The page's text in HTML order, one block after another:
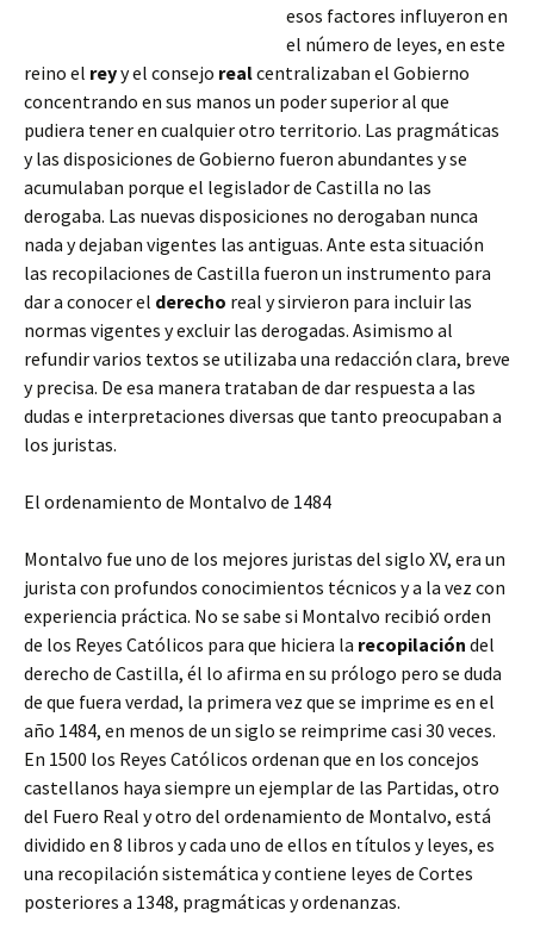
esos factores influyeron en
el número de leyes, en este
reino el reyy el consejo realcentralizaban el Gobierno
concentrando en sus manos un poder superior al que
pudiera tener en cualquier otro territorio. Las pragmáticas
y las disposiciones de Gobierno fueron abundantes y se
acumulaban porque el legislador de Castilla no las
derogaba. Las nuevas disposiciones no derogaban nunca
nada y dejaban vigentes las antiguas. Ante esta situación
las recopilaciones de Castilla fueron un instrumento para
dar a conocer el derecho real y sirvieron para incluir las
normas vigentes y excluir las derogadas. Asimismo al
refundir varios textos se utilizaba una redacción clara, breve
y precisa. De esa manera trataban de dar respuesta a las
dudas e interpretaciones diversas que tanto preocupaban a
los juristas.
El ordenamiento de Montalvo de 1484
Montalvo fue uno de los mejores juristas del siglo XV, era un
jurista con profundos conocimientos técnicos y a la vez con
experiencia práctica. No se sabe si Montalvo recibió orden
de los Reyes Católicos para que hiciera la recopilación del
derecho de Castilla, él lo afirma en su prólogo pero se duda
de que fuera verdad, la primera vez que se imprime es en el
año 1484, en menos de un siglo se reimprime casi 30 veces.
En 1500 los Reyes Católicos ordenan que en los concejos
castellanos haya siempre un ejemplar de las Partidas, otro
del Fuero Real y otro del ordenamiento de Montalvo, está
dividido en 8 libros y cada uno de ellos en títulos y leyes, es
una recopilación sistemática y contiene leyes de Cortes
posteriores a 1348, pragmáticas y ordenanzas.